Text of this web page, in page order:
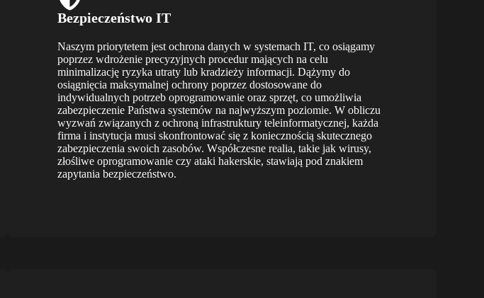
Bezpieczeństwo IT
Naszym priorytetem jest ochrona danych w systemach IT, co osiągamy
poprzez wdrożenie precyzyjnych procedur mających na celu
minimalizację ryzyka utraty lub kradzieży informacji. Dążymy do
osiągnięcia maksymalnej ochrony poprzez dostosowane do
indywidualnych potrzeb oprogramowanie oraz sprzęt, co umożliwia
zabezpieczenie Państwa systemów na najwyższym poziomie. W obliczu
wyzwań związanych z ochroną infrastruktury teleinformatycznej, każda
firma i instytucja musi skonfrontować się z koniecznością skutecznego
zabezpieczenia swoich zasobów. Współczesne realia, takie jak wirusy,
złośliwe oprogramowanie czy ataki hakerskie, stawiają pod znakiem
zapytania bezpieczeństwo.